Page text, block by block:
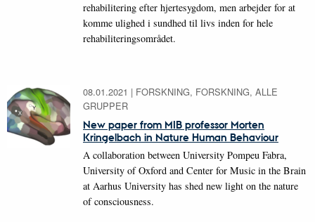
rehabilitering efter hjertesygdom, men arbejder for at
komme ulighed i sundhed til livs inden for hele
rehabiliteringsområdet.
08.01.2021 | FORSKNING, FORSKNING, ALLE
GRUPPER
New paper from MIB professor Morten
Kringelbach in Nature Human Behaviour
A collaboration between University Pompeu Fabra,
University of Oxford and Center for Music in the Brain
at Aarhus University has shed new light on the nature
of consciousness.